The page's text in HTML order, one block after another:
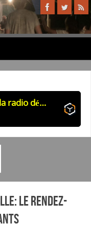
Equinoxe, la radio découverte
Le rendez-